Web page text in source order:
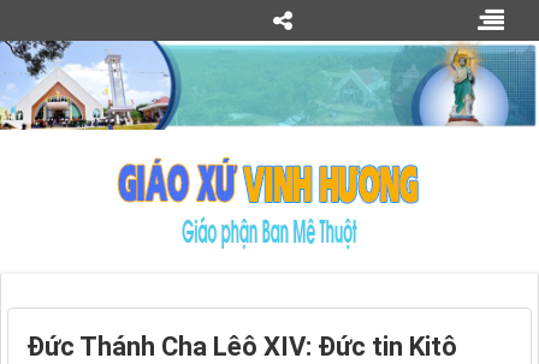
Đức Thánh Cha Lêô XIV: Đức tin Kitô